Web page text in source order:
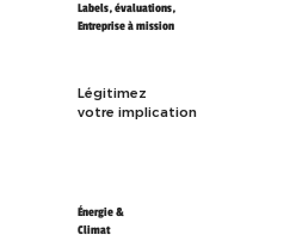
Labels, évaluations,
Entreprise à mission
Légitimez
votre implication
Énergie &
Climat